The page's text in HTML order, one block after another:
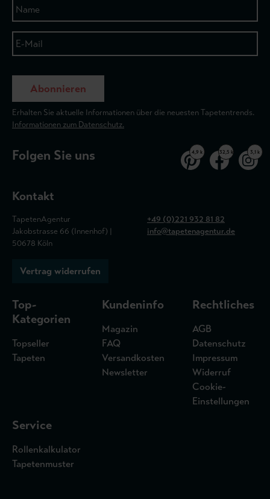
Abonnieren
Erhalten Sie aktuelle Informationen über die neuesten Tapetentrends.
Informationen zum Datenschutz.
Folgen Sie uns 4,9 k 32,5 k 3,1 k
Kontakt
TapetenAgentur
Jakobstrasse 66 (Innenhof) |
50678 Köln
+49 (0)221 932 81 82
info@tapetenagentur.de
Vertrag widerrufen
Top-
Kategorien
Topseller
Tapeten
Kundeninfo
Magazin
FAQ
Versandkosten
Newsletter
Rechtliches
AGB
Datenschutz
Impressum
Widerruf
Cookie-
Einstellungen
Service
Rollenkalkulator
Tapetenmuster